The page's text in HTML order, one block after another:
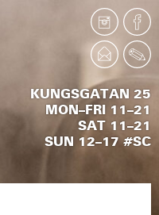
KUNGSGATAN 25
MON–FRI 11–21
SAT 11–21
SUN 12–17 #SC